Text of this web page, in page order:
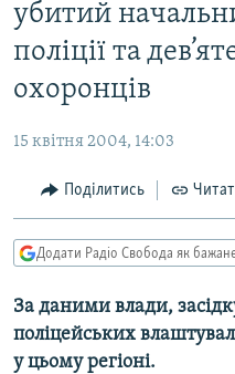
матеріалу
Перейти
до
основної
Перейти
пошуку
СТАТТІ
КУЛЬТУРА
СПОРТ
СВІТ
ДОНБАС.РЕАЛІЇ
КРИМ.РЕАЛІЇ
ТИ ЯК?
КИТАЙ.ВИКЛИКИ
МУЛЬТИМЕДІА
убитий
поліції та
охоронців
15 квітня 2004, 14:03
Поділитись
Додати Радіо Свобода як
За даними влади,
поліцейських
у цьому регіоні.